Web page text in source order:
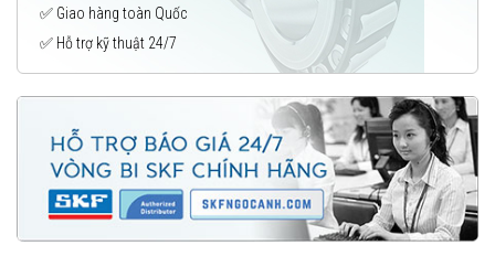
✅ Giao hàng toàn Quốc
✅ Hỗ trợ kỹ thuật 24/7